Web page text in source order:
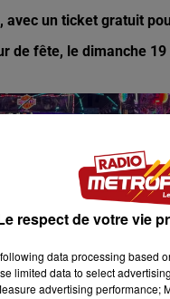
un ticket gratuit
de fête, le dimanche
respect de votre vie
data processing based
limited data to select
advertising performance;